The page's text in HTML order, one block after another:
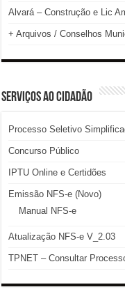
Alvará – Construção e Lic
+ Arquivos / Conselhos
SERVIÇOS AO CIDADÃO
Processo Seletivo
Concurso Público
IPTU Online e Certidões
Emissão NFS-e (Novo)
Manual NFS-e
Atualização NFS-e V_2.03
TPNET – Consultar